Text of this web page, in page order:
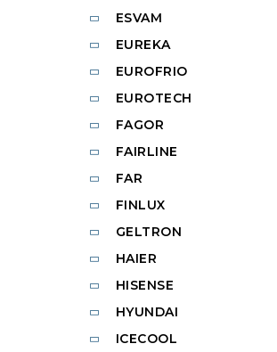
ESVAM
EUREKA
EUROFRIO
EUROTECH
FAGOR
FAIRLINE
FAR
FINLUX
GELTRON
HAIER
HISENSE
HYUNDAI
ICECOOL